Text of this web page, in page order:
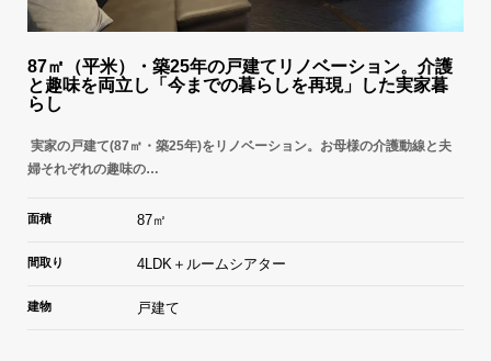
87㎡（平米）・築25年の戸建てリノベーション。介護
と趣味を両立し「今までの暮らしを再現」した実家暮
らし
実家の戸建て(87㎡・築25年)をリノベーション。お母様の介護動線と夫
婦それぞれの趣味の…
面積 87㎡
間取り 4LDK＋ルームシアター
建物 戸建て